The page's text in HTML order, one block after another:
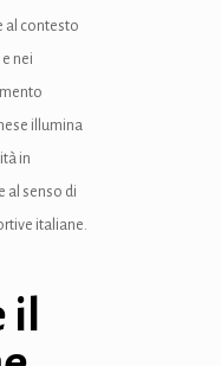
al contesto
nei
illumina
in
al senso di
italiane.